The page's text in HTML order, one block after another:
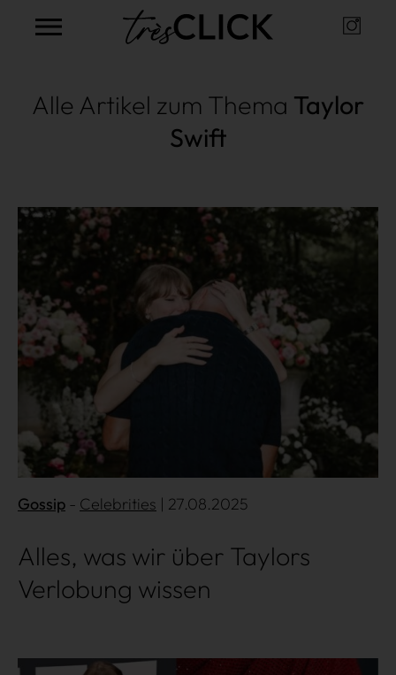
Alle Artikel zum Thema Taylor
Swift
Gossip Celebrities | 27.08.2025
Alles, was wir über Taylors
Verlobung wissen
Mehr lesen
Mehr lesen